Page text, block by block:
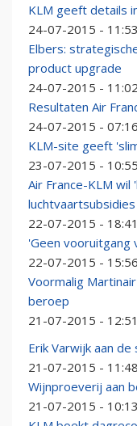
KLM geeft details
24-07-2015 - 11:53
Elbers:
product upgrade
24-07-2015 - 11:02
Resultaten Air
24-07-2015 - 07:16
KLM-site geeft
23-07-2015 - 10:55
Air France-KLM wil
luchtvaartsubsidies
22-07-2015 - 18:41
'Geen vooruitgang
22-07-2015 - 15:56
Voormalig
beroep
21-07-2015 - 12:51
Erik Varwijk aan
21-07-2015 - 11:48
Wijnproeverij aan
21-07-2015 - 10:13